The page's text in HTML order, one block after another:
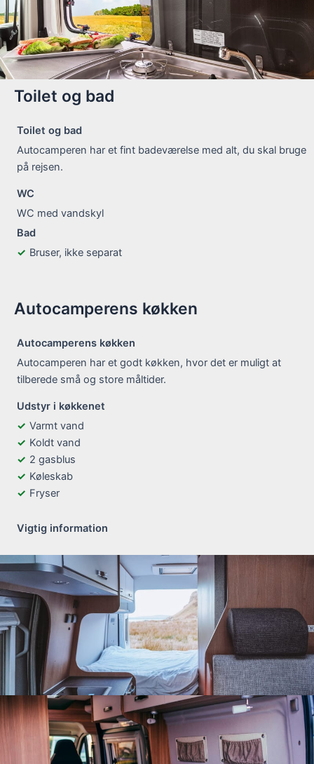
Toilet og bad
Toilet og bad
Autocamperen har et fint badeværelse med alt, du skal bruge
på rejsen.
WC
WC med vandskyl
Bad
Bruser, ikke separat
Autocamperens køkken
Autocamperens køkken
Autocamperen har et godt køkken, hvor det er muligt at
tilberede små og store måltider.
Udstyr i køkkenet
Varmt vand
Koldt vand
2 gasblus
Køleskab
Fryser
Vigtig information